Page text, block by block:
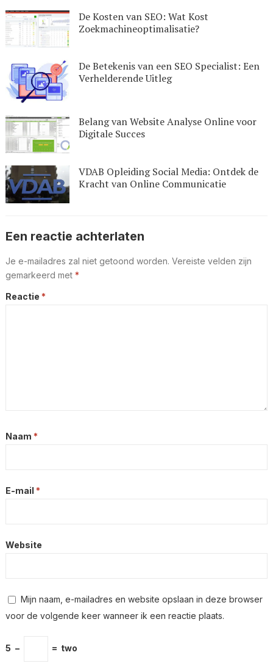
De Kosten van SEO: Wat Kost
Zoekmachineoptimalisatie?
De Betekenis van een SEO Specialist: Een
Verhelderende Uitleg
Belang van Website Analyse Online voor
Digitale Succes
VDAB Opleiding Social Media: Ontdek de
Kracht van Online Communicatie
Een reactie achterlaten
Je e-mailadres zal niet getoond worden. Vereiste velden zijn
gemarkeerd met *
Reactie *
Naam *
E-mail *
Website
Mijn naam, e-mailadres en website opslaan in deze browser
voor de volgende keer wanneer ik een reactie plaats.
5 − = two